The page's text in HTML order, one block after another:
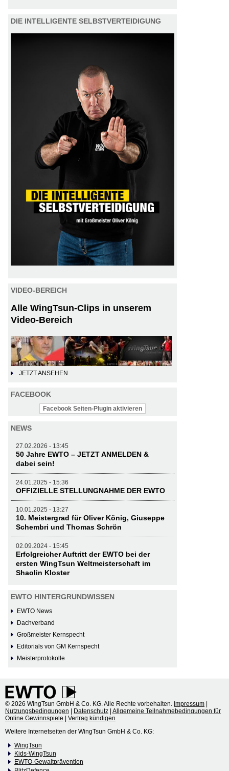
DIE INTELLIGENTE SELBSTVERTEIDIGUNG
VIDEO-BEREICH
Alle WingTsun-Clips in unserem
Video-Bereich
JETZT ANSEHEN
FACEBOOK
Facebook Seiten-Plugin aktivieren
NEWS
27.02.2026 - 13:45
50 Jahre EWTO – JETZT ANMELDEN &
dabei sein!
24.01.2025 - 15:36
OFFIZIELLE STELLUNGNAHME DER EWTO
10.01.2025 - 13:27
10. Meistergrad für Oliver König, Giuseppe
Schembri und Thomas Schrön
02.09.2024 - 15:45
Erfolgreicher Auftritt der EWTO bei der
ersten WingTsun Weltmeisterschaft im
Shaolin Kloster
EWTO HINTERGRUNDWISSEN
EWTO News
Dachverband
Großmeister Kernspecht
Editorials von GM Kernspecht
Meisterprotokolle
© 2026 WingTsun GmbH & Co. KG. Alle Rechte vorbehalten. Impressum
Nutzungsbedingungen
Datenschutz Allgemeine Teilnahmebedingungen für
Online Gewinnspiele
Vertrag kündigen
Weitere Internetseiten der WingTsun GmbH & Co. KG:
WingTsun
Kids-WingTsun
EWTO-Gewaltprävention